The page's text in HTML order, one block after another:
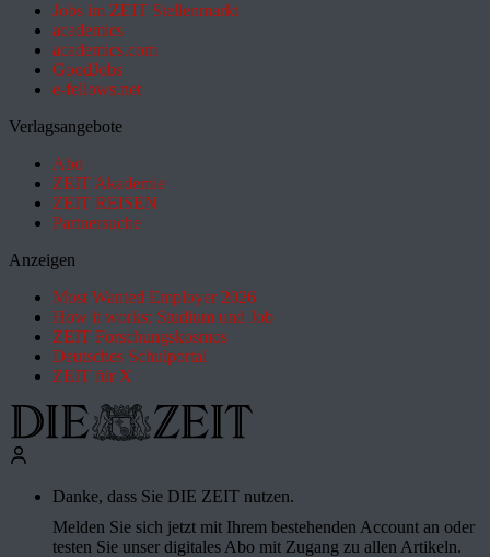
Jobs im ZEIT Stellenmarkt
academics
academics.com
GoodJobs
e-fellows.net
Verlagsangebote
Abo
ZEIT Akademie
ZEIT REISEN
Partnersuche
Anzeigen
Most Wanted Employer 2026
How it works: Studium und Job
ZEIT Forschungskosmos
Deutsches Schulportal
ZEIT für X
Danke, dass Sie DIE ZEIT nutzen.
Melden Sie sich jetzt mit Ihrem bestehenden Account an oder
testen Sie unser digitales Abo mit Zugang zu allen Artikeln.